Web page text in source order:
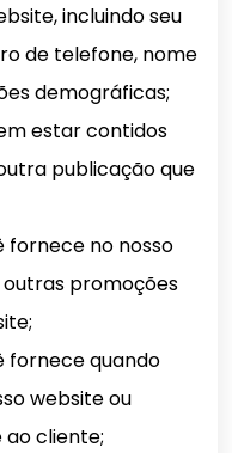
incluindo seu
de telefone, nome
demográficas;
estar contidos
publicação que
fornece no nosso
promoções
fornece quando
website ou
cliente;